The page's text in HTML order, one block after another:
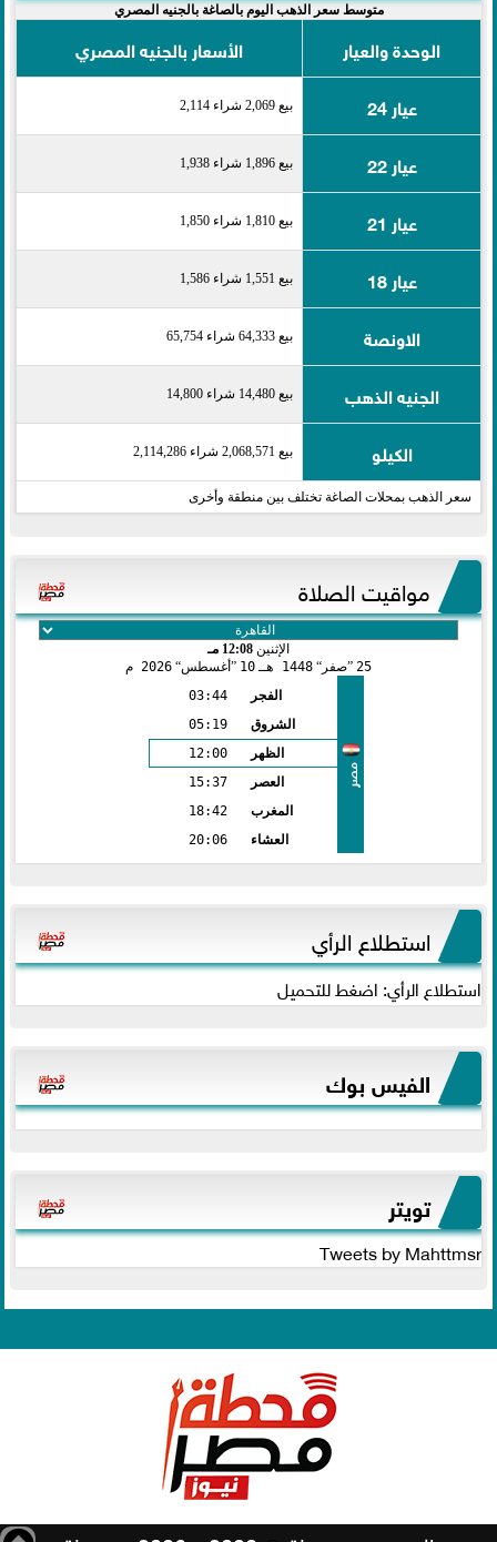
متوسط سعر الذهب اليوم بالصاغة بالجنيه المصري
الوحدة والعيار
الأسعار بالجنيه المصري
عيار 24
بيع 2,069 شراء 2,114
عيار 22 بيع 1,896 شراء 1,938
عيار 21 بيع 1,810 شراء 1,850
عيار 18 بيع 1,551 شراء 1,586
الاونصة بيع 64,333 شراء 65,754
الجنيه الذهب بيع 14,480 شراء 14,800
الكيلو بيع 2,068,571 شراء 2,114,286
سعر الذهب بمحلات الصاغة تختلف بين منطقة وأخرى
مواقيت الصلاة
الإثنين 12:08 مـ
25
صفر 1448 هـ 10 أغسطس 2026 م
مصر
الفجر
03:44
الشروق
05:19
الظهر
12:00
العصر
15:37
المغرب
18:42
العشاء
20:06
استطلاع الرأي
استطلاع الرأي: اضغط للتحميل
الفيس بوك
تويتر
Tweets by Mahttmsr